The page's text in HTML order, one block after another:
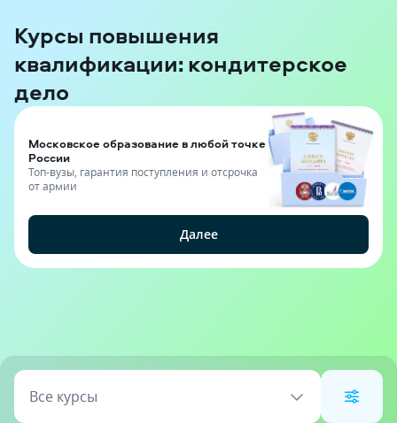
Курсы повышения
квалификации: кондитерское
дело
Московское образование в любой точке
России
Топ-вузы, гарантия поступления и отсрочка
от армии
Далее
Все курсы